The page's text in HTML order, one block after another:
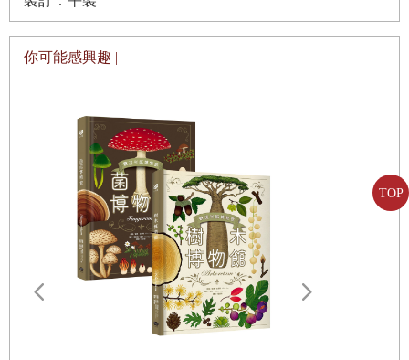
TOP
瑪莎這才知道她在土著眼裡看到的是什麼。那是飢餓。這是一個
食人族小島，他們是食人族。
這個想法才剛剛進入她腦中，幾隻粗魯的手已經把她抓了起來，然後
她便什麼也不知道了。
等她醒過來，一時之間還不曉得身在何處。她想挪動身子，卻怎
麼也動不了。她低頭一瞧，總算知道是怎麼回事。
你可能感興趣 |